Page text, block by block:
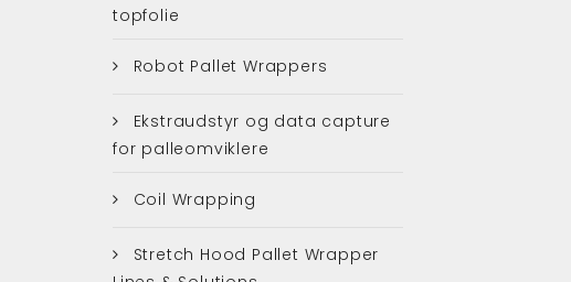
topfolie
Robot Pallet Wrappers
Ekstraudstyr og data capture
for palleomviklere
Coil Wrapping
Stretch Hood Pallet Wrapper